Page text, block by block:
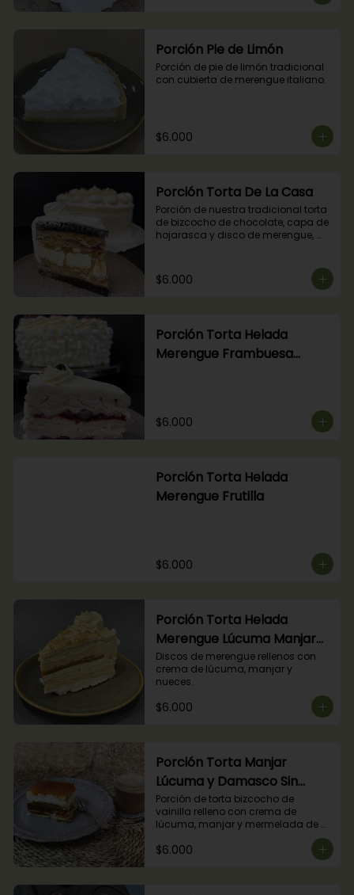
Porción Pie de Limón
Porción de pie de limón tradicional
con cubierta de merengue italiano.
$6.000
Porción Torta De La Casa
Porción de nuestra tradicional torta
de bizcocho de chocolate, capa de
hojarasca y disco de merengue,
$6.000
Porción Torta Helada
Merengue Frambuesa
$6.000
Porción Torta Helada
Merengue Frutilla
$6.000
Porción Torta Helada
Merengue Lúcuma Manjar
Nuez
Discos de merengue rellenos con
crema de lúcuma, manjar y
nueces.
$6.000
Porción Torta Manjar
Lúcuma y Damasco Sin
Azúcar
Porción de torta bizcocho de
vainilla relleno con crema de
lúcuma, manjar y mermelada de
diabéticos).
$6.000